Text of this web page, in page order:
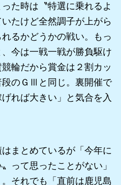
た時は〝特選に乗れるよ
たけど全然調子が上がら
るかどうかの戦い。もっ
今は一戦一戦が勝負駆け
輪だから賞金は２割カッ
段のＧⅢと同じ。裏開催で
れば大きい」と気合を入
まとめているが「今年に
って思ったことがない」
それでも「直前は鹿児島